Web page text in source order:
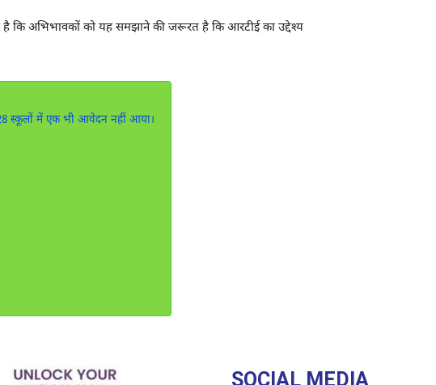
है कि अभिभावकों को यह समझाने की जरूरत है कि आरटीई का उद्देश्य
स्कूलों में एक भी आवेदन नहीं आया।
SOCIAL MEDIA